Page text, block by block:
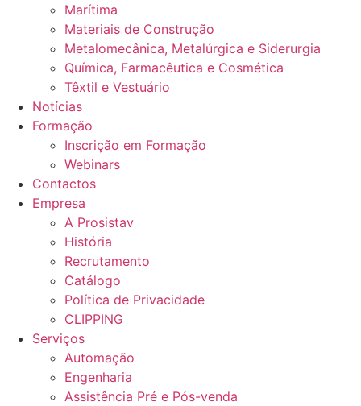
Marítima
Materiais de Construção
Metalomecânica, Metalúrgica e Siderurgia
Química, Farmacêutica e Cosmética
Têxtil e Vestuário
Notícias
Formação
Inscrição em Formação
Webinars
Contactos
Empresa
A Prosistav
História
Recrutamento
Catálogo
Política de Privacidade
CLIPPING
Serviços
Automação
Engenharia
Assistência Pré e Pós-venda